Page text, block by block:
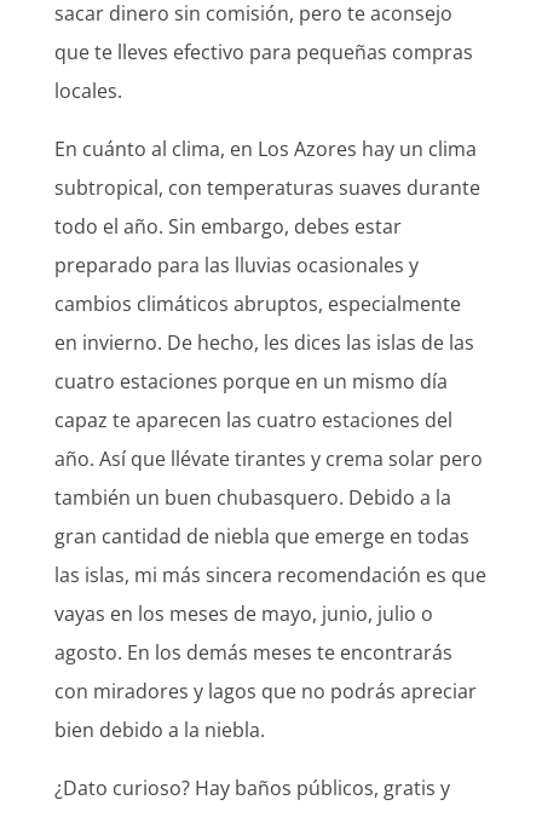
sacar dinero sin comisión, pero te aconsejo
que te lleves efectivo para pequeñas compras
locales.
En cuánto al clima, en Los Azores hay un clima
subtropical, con temperaturas suaves durante
todo el año. Sin embargo, debes estar
preparado para las lluvias ocasionales y
cambios climáticos abruptos, especialmente
en invierno. De hecho, les dices las islas de las
cuatro estaciones porque en un mismo día
capaz te aparecen las cuatro estaciones del
año. Así que llévate tirantes y crema solar pero
también un buen chubasquero. Debido a la
gran cantidad de niebla que emerge en todas
las islas, mi más sincera recomendación es que
vayas en los meses de mayo, junio, julio o
agosto. En los demás meses te encontrarás
con miradores y lagos que no podrás apreciar
bien debido a la niebla.
¿Dato curioso? Hay baños públicos, gratis y